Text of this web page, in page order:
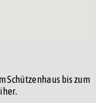
Schützenhaus bis zum